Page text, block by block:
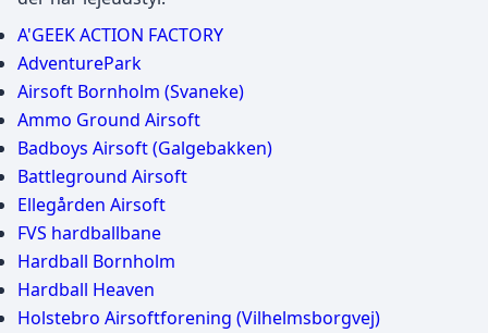
A'GEEK ACTION FACTORY
AdventurePark
Airsoft Bornholm (Svaneke)
Ammo Ground Airsoft
Badboys Airsoft (Galgebakken)
Battleground Airsoft
Ellegården Airsoft
FVS hardballbane
Hardball Bornholm
Hardball Heaven
Holstebro Airsoftforening (Vilhelmsborgvej)